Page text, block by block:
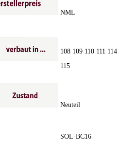
NML
108 109 110 111 114
115
Neuteil
SOL-BC16